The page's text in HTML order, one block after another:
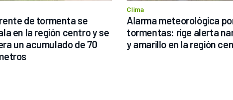
de tormenta se
en la región centro y se
un acumulado de 70
Clima
Alarma meteorológica
tormentas: rige alerta
y amarillo en la región